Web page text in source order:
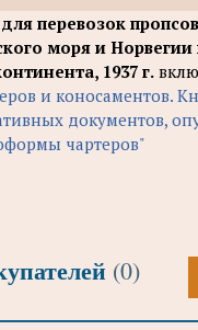
перевозок
моря и Норвегии
1937 г.
и коносаментов.
документов,
чартеров"
(0)